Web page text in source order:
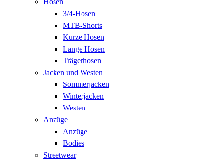
3/4-Hosen
MTB-Shorts
Kurze Hosen
Lange Hosen
Trägerhosen
Jacken und Westen
Sommerjacken
Winterjacken
Westen
Anzüge
Anzüge
Bodies
Streetwear